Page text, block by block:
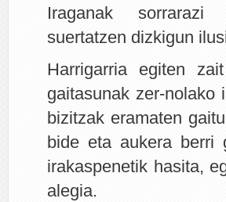
Iraganak sorrarazi
suertatzen dizkigun
Harrigarria egiten
gaitasunak zer-nolako
bizitzak eramaten
bide eta aukera berri
irakaspenetik hasita,
alegia.